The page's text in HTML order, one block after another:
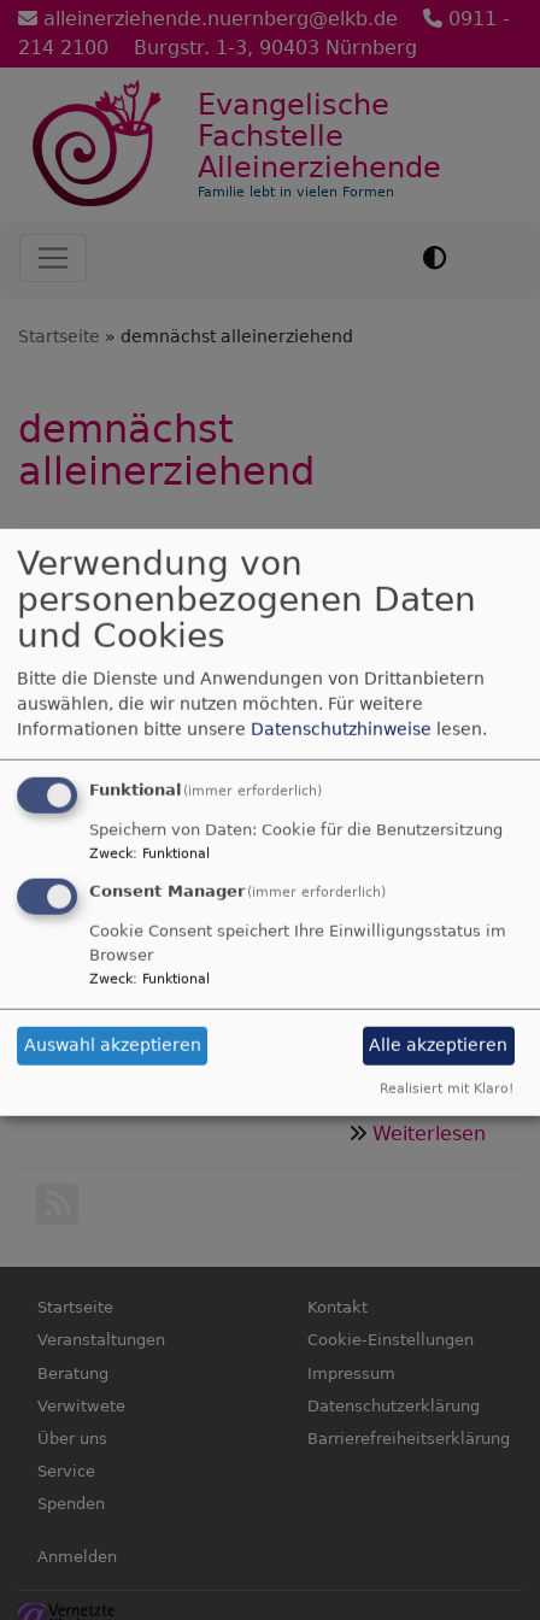
Direkt
zum
Inhalt
alleinerziehende.nuernberg@elkb.de
0911 -
214 2100
Burgstr. 1-3, 90403 Nürnberg
Evangelische
Fachstelle
Alleinerziehende
Familie lebt in vielen Formen
Hauptnavigation
Startseite demnächst alleinerziehend
demnächst
alleinerziehend
Rund um Trennung und
Scheidung Fr. 27.11.26
von 16-19 Uhr
Bildrechte Pixabay
Hat die Beziehung
noch eine Chance
oder geht der Weg
getrennt leben?
im Blick auf die
Kinder? Wie geht
weiter? Rund um eine (mögliche) Trennung
werden viele (juristische) Fragen
aufgeworfen.Um gute Entscheidungen
Weiterlesen
Uhr
Hauptnavigation
Startseite
Veranstaltungen
Beratung
Verwitwete
Über uns
Service
Spenden
Fußbereichsmenü
Kontakt
Cookie-Einstellungen
Impressum
Datenschutzerklärung
Barrierefreiheitserklärung
Benutzermenü
Anmelden
Verwendung von
personenbezogenen Daten
und Cookies
Bitte die Dienste und Anwendungen von Drittanbietern
auswählen, die wir nutzen möchten. Für weitere
Informationen bitte unsere Datenschutzhinweise lesen.
Funktional (immer erforderlich)
Speichern von Daten: Cookie für die Benutzersitzung
Zweck: Funktional
Consent Manager (immer erforderlich)
Cookie Consent speichert Ihre Einwilligungsstatus im
Browser
Zweck: Funktional
Auswahl akzeptieren Alle akzeptieren
Realisiert mit Klaro!